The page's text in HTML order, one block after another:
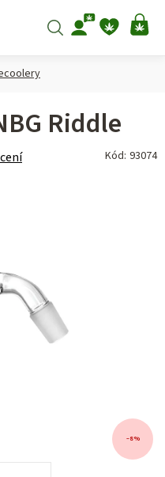
Hledat
Riddle
Kód: 93074
–8 %